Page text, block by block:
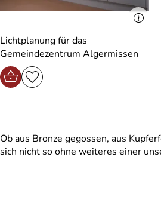
Lichtplanung für das
Gemeindezentrum Algermissen
Ob aus Bronze gegossen, aus
sich nicht so ohne weiteres einer